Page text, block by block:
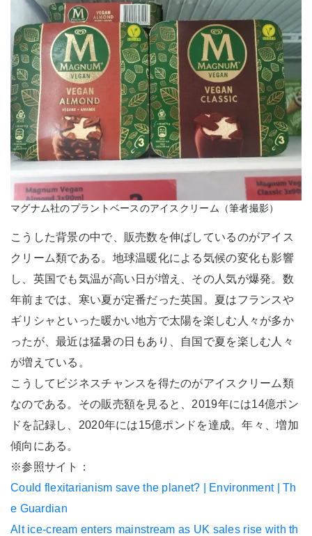
マグナム社のプラントベースのアイスクリーム（筆者撮影）
こうした背景の中で、販売数を伸ばしているのがアイス
クリーム類である。地球温暖化による気候の変化も影響
し、英国でも気温が高い日が増え、その人気が爆発。数
年前までは、寒い夏が定番だった英国。夏はフランスや
ギリシャといった暖かい地方で太陽を楽しむ人々が多か
ったが、最近は猛暑の日もあり、自国で夏を楽しむ人々
が増えている。
こうしてビジネスチャンスを得たのがアイスクリーム類
なのである。その販売額を見ると、2019年には14億ポン
ドを記録し、2020年には15億ポンドを達成。年々、増加
傾向にある。
※参照サイト：
Could flexitarianism save the planet? | Environment | Th
e Guardian
Alt ice-cream enters mainstream as UK sales rise with th